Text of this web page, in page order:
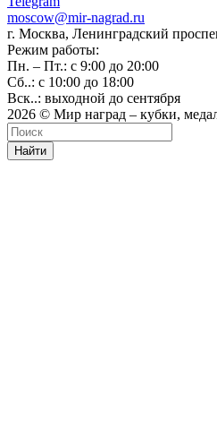
moscow@mir-nagrad.ru
г. Москва, Ленинградский
Режим работы:
Пн. – Пт.: с 9:00 до 20:00
Сб..: с 10:00 до 18:00
Вск..: выходной до сентября
2026 © Мир наград – кубки,
Найти